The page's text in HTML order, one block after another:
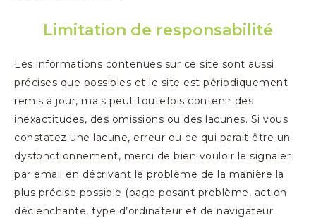
Limitation de responsabilité
Les informations contenues sur ce site sont aussi
précises que possibles et le site est périodiquement
remis à jour, mais peut toutefois contenir des
inexactitudes, des omissions ou des lacunes. Si vous
constatez une lacune, erreur ou ce qui parait être un
dysfonctionnement, merci de bien vouloir le signaler
par email en décrivant le problème de la manière la
plus précise possible (page posant problème, action
déclenchante, type d’ordinateur et de navigateur